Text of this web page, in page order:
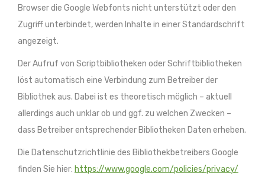
Browser die Google Webfonts nicht unterstützt oder den
Zugriff unterbindet, werden Inhalte in einer Standardschrift
angezeigt.
Der Aufruf von Scriptbibliotheken oder Schriftbibliotheken
löst automatisch eine Verbindung zum Betreiber der
Bibliothek aus. Dabei ist es theoretisch möglich – aktuell
allerdings auch unklar ob und ggf. zu welchen Zwecken –
dass Betreiber entsprechender Bibliotheken Daten erheben.
Die Datenschutzrichtlinie des Bibliothekbetreibers Google
finden Sie hier: https://www.google.com/policies/privacy/